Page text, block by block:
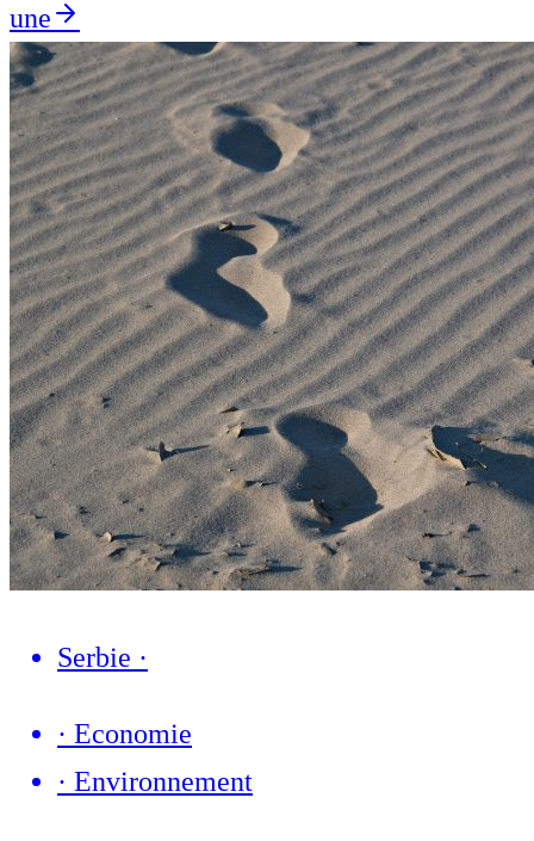
une
Serbie ·
· Economie
· Environnement